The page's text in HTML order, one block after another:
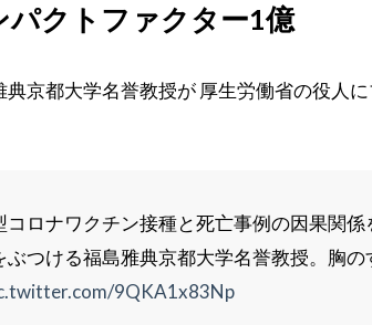
パクトファクター1億
典京都大学名誉教授が 厚生労働省の役人
コロナワクチン接種と死亡事例の因果関
ぶつける福島雅典京都大学名誉教授。胸の
9QKA1x83Np